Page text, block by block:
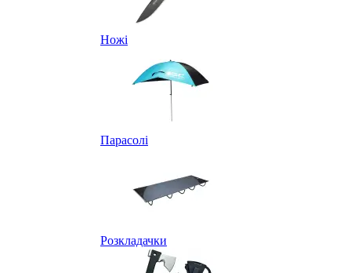
Ножі
Парасолі
Розкладачки